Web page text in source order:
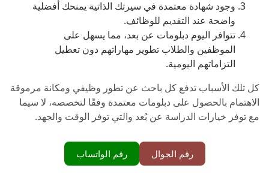
وجود شهادة معتمدة في سيرتك الذاتية يمنحك أفضلية
واضحة عند التقديم للوظائف.
تتوافر اليوم دبلومات عن بعد، مما يسهل على
الموظفين والطلاب تطوير مهاراتهم دون تعطيل
التزاماتهم اليومية.
كل تلك الأسباب تدفع كل باحث عن تطور وظيفي ومكانة مرموقة
الاهتمام بالحصول على دبلومات معتمدة وفقًا لتخصصه، لا سيما
مع توفر خيارات الدراسة عن بُعد والتي توفر الوقت والجهد.
رقم الجوال رقم الواتساب